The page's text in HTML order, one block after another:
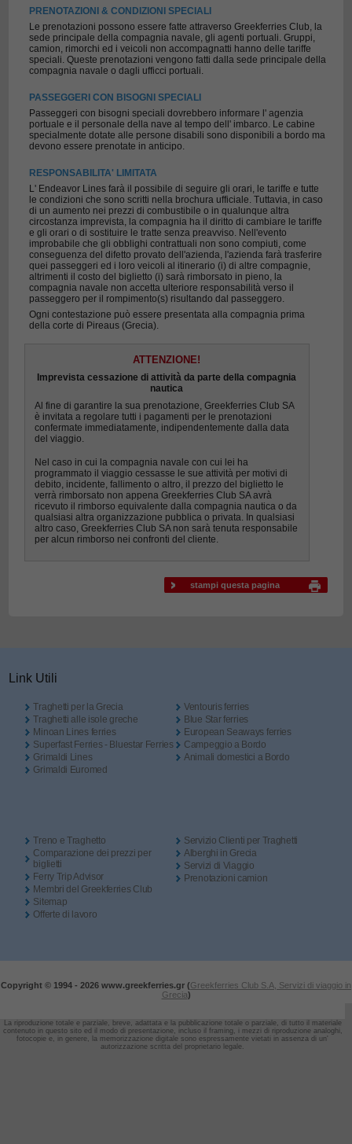
PRENOTAZIONI & CONDIZIONI SPECIALI
Le prenotazioni possono essere fatte attraverso Greekferries Club, la
sede principale della compagnia navale, gli agenti portuali. Gruppi,
camion, rimorchi ed i veicoli non accompagnatti hanno delle tariffe
speciali. Queste prenotazioni vengono fatti dalla sede principale della
compagnia navale o dagli ufficci portuali.
PASSEGGERI CON BISOGNI SPECIALI
Passeggeri con bisogni speciali dovrebbero informare l' agenzia
portuale e il personale della nave al tempo dell' imbarco. Le cabine
specialmente dotate alle persone disabili sono disponibili a bordo ma
devono essere prenotate in anticipo.
RESPONSABILITA' LIMITATA
L' Endeavor Lines farà il possibile di seguire gli orari, le tariffe e tutte
le condizioni che sono scritti nella brochura ufficiale. Tuttavia, in caso
di un aumento nei prezzi di combustibile o in qualunque altra
circostanza imprevista, la compagnia ha il diritto di cambiare le tariffe
e gli orari o di sostituire le tratte senza preavviso. Nell'evento
improbabile che gli obblighi contrattuali non sono compiuti, come
conseguenza del difetto provato dell'azienda, l'azienda farà trasferire
quei passeggeri ed i loro veicoli al itinerario (i) di altre compagnie,
altrimenti il costo del biglietto (i) sarà rimborsato in pieno, la
compagnia navale non accetta ulteriore responsabilità verso il
passeggero per il rompimento(s) risultando dal passeggero.
Ogni contestazione può essere presentata alla compagnia prima
della corte di Pireaus (Grecia).
ATTENZIONE!
Imprevista cessazione di attività da parte della compagnia
nautica
Al fine di garantire la sua prenotazione, Greekferries Club SA
è invitata a regolare tutti i pagamenti per le prenotazioni
confermate immediatamente, indipendentemente dalla data
del viaggio.
Nel caso in cui la compagnia navale con cui lei ha
programmato il viaggio cessasse le sue attività per motivi di
debito, incidente, fallimento o altro, il prezzo del biglietto le
verrà rimborsato non appena Greekferries Club SA avrà
ricevuto il rimborso equivalente dalla compagnia nautica o da
qualsiasi altra organizzazione pubblica o privata. In qualsiasi
altro caso, Greekferries Club SA non sarà tenuta responsabile
per alcun rimborso nei confronti del cliente.
stampi questa pagina
Link Utili
Traghetti per la Grecia
Traghetti alle isole greche
Minoan Lines ferries
Superfast Ferries - Bluestar Ferries
Grimaldi Lines
Grimaldi Euromed
Ventouris ferries
Blue Star ferries
European Seaways ferries
Campeggio a Bordo
Animali domestici a Bordo
Treno e Traghetto
Comparazione dei prezzi per
biglietti
Ferry Trip Advisor
Membri del Greekferries Club
Sitemap
Offerte di lavoro
Servizio Clienti per Traghetti
Alberghi in Grecia
Servizi di Viaggio
Prenotazioni camion
Copyright © 1994 - 2026 www.greekferries.gr (Greekferries Club S.A, Servizi di viaggio in
Grecia)
La riproduzione totale e parziale, breve, adattata e la pubblicazione totale o parziale, di tutto il materiale
contenuto in questo sito ed il modo di presentazione, incluso il framing,
i mezzi di riproduzione analoghi,
fotocopie e, in genere, la memorizzazione digitale sono espressamente vietati in assenza di un'
autorizzazione scritta del proprietario legale.